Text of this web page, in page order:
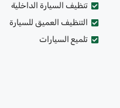
تنظيف السيارة الداخلية
التنظيف العميق للسيارة
تلميع السيارات